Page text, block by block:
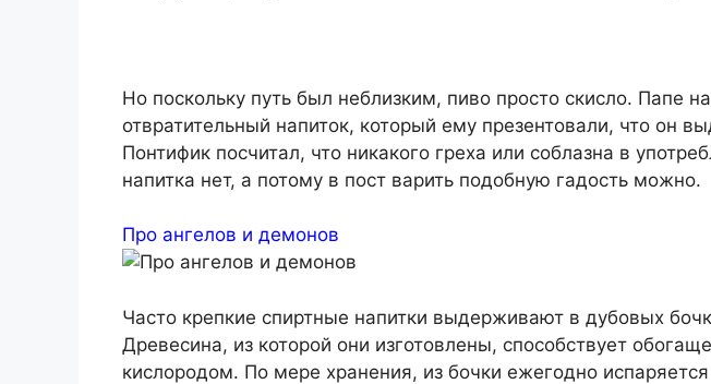
Но поскольку путь был неблизким, пиво просто скисло. Папе
отвратительный напиток, который ему презентовали, что он
Понтифик посчитал, что никакого греха или соблазна в
напитка нет, а потому в пост варить подобную гадость можно.
Про ангелов и демонов
Часто крепкие спиртные напитки выдерживают в дубовых
Древесина, из которой они изготовлены, способствует
кислородом. По мере хранения, из бочки ежегодно